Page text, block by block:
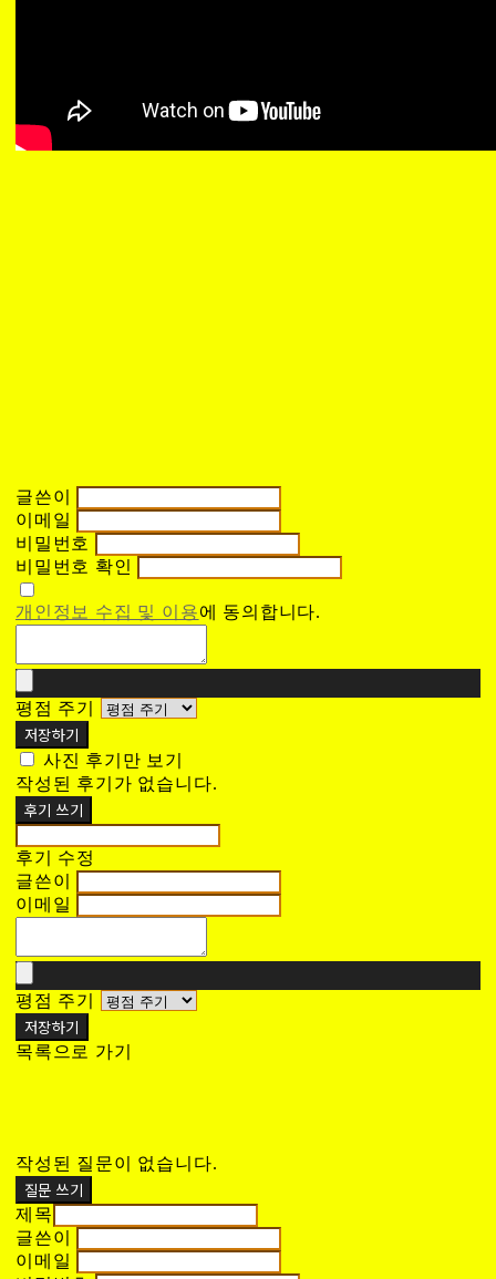
글쓴이
이메일
비밀번호
비밀번호 확인
개인정보 수집 및 이용에 동의합니다.
평점 주기
저장하기
사진 후기만 보기
작성된 후기가 없습니다.
후기 쓰기
후기 수정
글쓴이
이메일
평점 주기
저장하기
목록으로 가기
작성된 질문이 없습니다.
질문 쓰기
제목
글쓴이
이메일